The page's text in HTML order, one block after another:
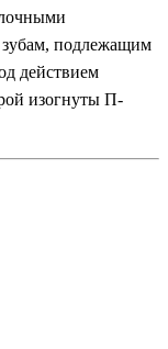
подлежащим
действием
изогнуты П-